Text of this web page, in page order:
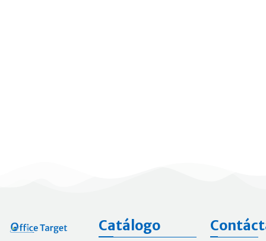
Catálogo